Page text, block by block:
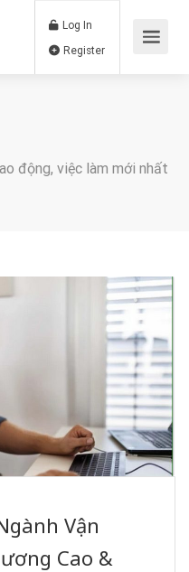
Log In
động, việc làm mới nhất
Vận
Cao &